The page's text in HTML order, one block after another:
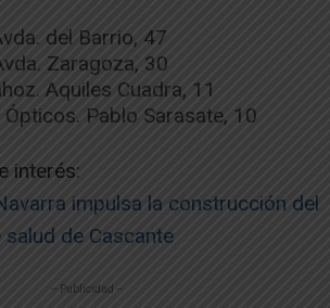
del Barrio, 47
Zaragoza, 30
Aquiles Cuadra, 11
Pablo Sarasate, 10
interés:
impulsa la construcción del
de Cascante
-- Publicidad --